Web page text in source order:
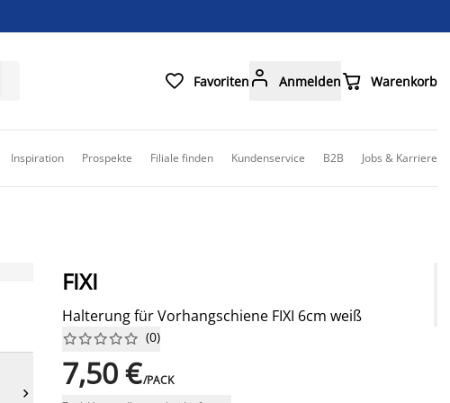
 Favoriten  Anmelden Warenkorb
Inspiration Prospekte Filiale finden Kundenservice B2B Jobs & Karriere

FIXI
Halterung für Vorhangschiene FIXI 6cm weiß





 (0)
7,50 €/PACK